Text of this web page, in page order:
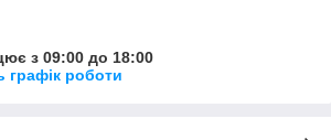
з 09:00 до 18:00
графік роботи